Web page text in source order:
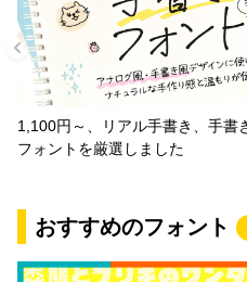
1,100円～、リアル手書き、手書
フォントを厳選しました
おすすめのフォント